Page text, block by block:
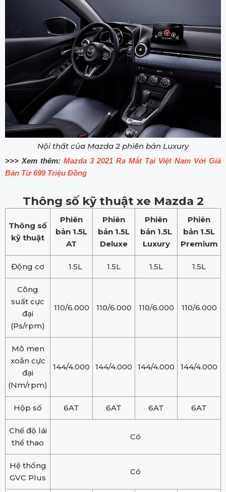
Nội thất của Mazda 2 phiên bản Luxury
>>> Xem thêm: Mazda 3 2021 Ra Mắt Tại Việt Nam Với Giá
Bán Từ 699 Triệu Đồng
Thông số kỹ thuật xe Mazda 2
Thông số
kỹ thuật
Phiên
bản 1.5L
AT
Phiên
bản 1.5L
Deluxe
Phiên
bản 1.5L
Luxury
Phiên
bản 1.5L
Premium
Động cơ 1.5L 1.5L 1.5L 1.5L
Công
suất cực
đại
(Ps/rpm)
110/6.000 110/6.000 110/6.000 110/6.000
Mô men
xoắn cực
đại
(Nm/rpm)
144/4.000 144/4.000 144/4.000 144/4.000
Hộp số 6AT 6AT 6AT 6AT
Chế độ lái
thể thao
Có
Hệ thống
GVC Plus
Có